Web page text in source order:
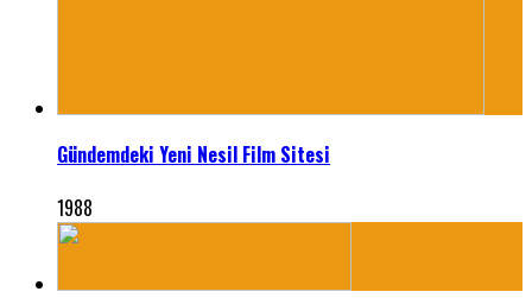
Gündemdeki Yeni Nesil Film Sitesi
1988